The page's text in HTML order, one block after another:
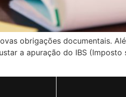
obrigações documentais.
a apuração do IBS